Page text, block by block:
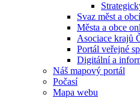
Svaz měst a
Města a obce
Asociace krajů
Portál veřejné
Digitální a
Náš mapový portál
Počasí
Mapa webu